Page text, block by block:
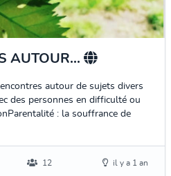
AUTOUR...
autour de sujets divers
des personnes en difficulté ou
: la souffrance de
12 il y a 1 an